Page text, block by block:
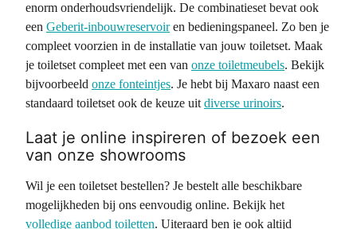
enorm onderhoudsvriendelijk. De combinatieset bevat ook
een Geberit-inbouwreservoiren bedieningspaneel. Zo ben je
compleet voorzien in de installatie van jouw toiletset. Maak
je toiletset compleet met een van onze toiletmeubels. Bekijk
bijvoorbeeld onze fonteintjes. Je hebt bij Maxaro naast een
standaard toiletset ook de keuze uit diverse urinoirs.
Laat je online inspireren of bezoek een
van onze showrooms
Wil je een toiletset bestellen? Je bestelt alle beschikbare
mogelijkheden bij ons eenvoudig online. Bekijk het
volledige aanbod toiletten. Uiteraard ben je ook altijd